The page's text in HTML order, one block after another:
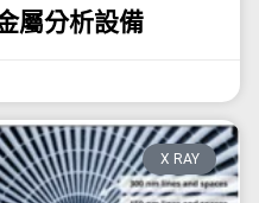
屬分析設備
X RAY